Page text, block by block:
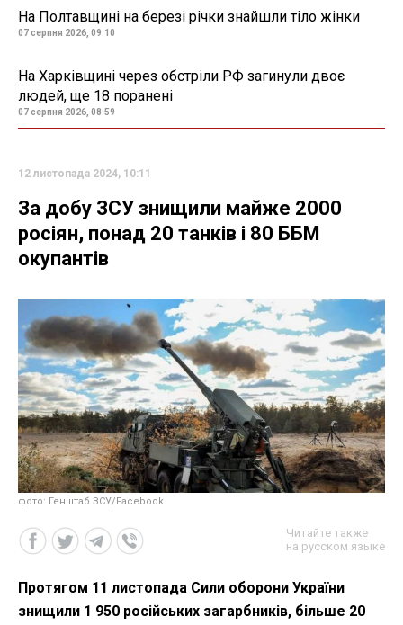
На Полтавщині на березі річки знайшли тіло жінки
07 серпня 2026, 09:10
На Харківщині через обстріли РФ загинули двоє
людей, ще 18 поранені
07 серпня 2026, 08:59
12 листопада 2024, 10:11
За добу ЗСУ знищили майже 2000
росіян, понад 20 танків і 80 ББМ
окупантів
фото: Генштаб ЗСУ/Facebook
Читайте также
на русском языке
Протягом 11 листопада Сили оборони України
знищили 1 950 російських загарбників, більше 20